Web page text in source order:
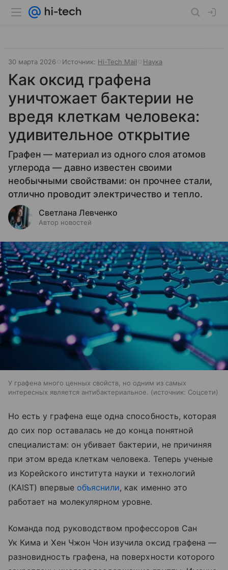
30 марта 2026 Источник: Hi-Tech Mail Наука
Как оксид графена
уничтожает бактерии не
вредя клеткам человека:
удивительное открытие
Графен — материал из одного слоя атомов
углерода — давно известен своими
необычными свойствами: он прочнее стали,
отлично проводит электричество и тепло.
Светлана Левченко
Автор новостей
У графена много ценных свойств, но одним из самых
интересных является антибактериальное.
источник: Соцсети
Но есть у графена еще одна способность, которая
до сих пор оставалась не до конца понятной
специалистам: он убивает бактерии, не причиняя
при этом вреда клеткам человека. Теперь ученые
из Корейского института науки и технологий
(KAIST) впервые объяснили, как именно это
работает на молекулярном уровне.
Команда под руководством профессоров Сан
Ук Кима и Хен Чжон Чон изучила оксид графена —
разновидность графена, на поверхности которого